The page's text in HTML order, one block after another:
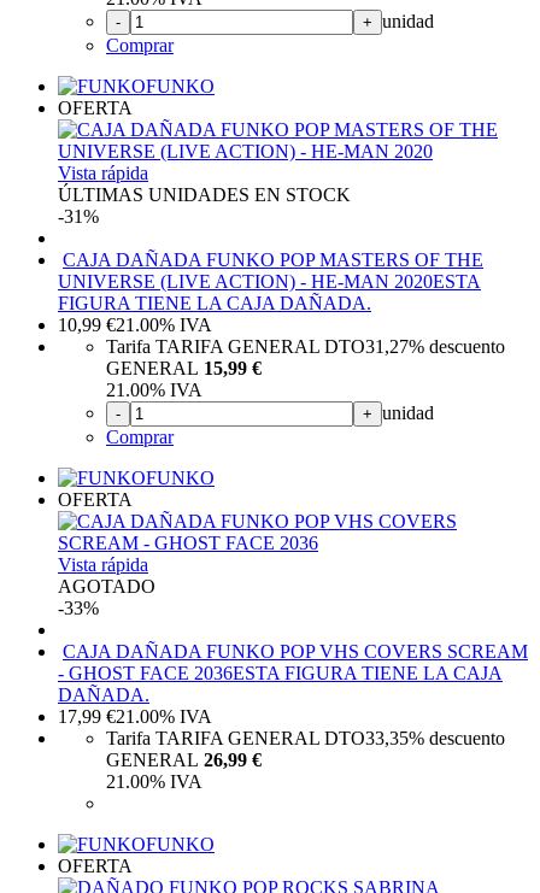
- + unidad
Comprar
FUNKO
OFERTA
Vista rápida
ÚLTIMAS UNIDADES EN STOCK
-31%
CAJA DAÑADA FUNKO POP MASTERS OF THE
UNIVERSE (LIVE ACTION) - HE-MAN 2020ESTA
FIGURA TIENE LA CAJA DAÑADA.
10,99 €21.00% IVA
Tarifa TARIFA GENERAL DTO31,27% descuento
GENERAL 15,99 €
21.00% IVA
- + unidad
Comprar
FUNKO
OFERTA
Vista rápida
AGOTADO
-33%
CAJA DAÑADA FUNKO POP VHS COVERS SCREAM
- GHOST FACE 2036ESTA FIGURA TIENE LA CAJA
DAÑADA.
17,99 €21.00% IVA
Tarifa TARIFA GENERAL DTO33,35% descuento
GENERAL 26,99 €
21.00% IVA
FUNKO
OFERTA